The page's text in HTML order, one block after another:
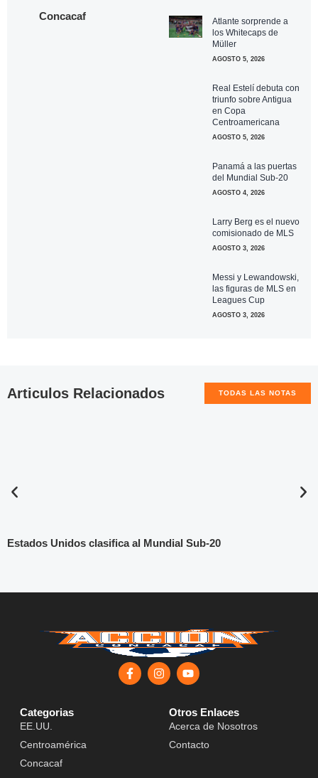
Atlante sorprende a
los Whitecaps de
Müller
AGOSTO 5, 2026
Real Estelí debuta con
triunfo sobre Antigua
en Copa
Centroamericana
AGOSTO 5, 2026
Panamá a las puertas
del Mundial Sub-20
AGOSTO 4, 2026
Larry Berg es el nuevo
comisionado de MLS
AGOSTO 3, 2026
Messi y Lewandowski,
las figuras de MLS en
Leagues Cup
AGOSTO 3, 2026
Concacaf
Articulos Relacionados TODAS LAS NOTAS
Estados Unidos clasifica al Mundial Sub-20
Categorias
EE.UU.
Centroamérica
Concacaf
Otros Enlaces
Acerca de Nosotros
Contacto